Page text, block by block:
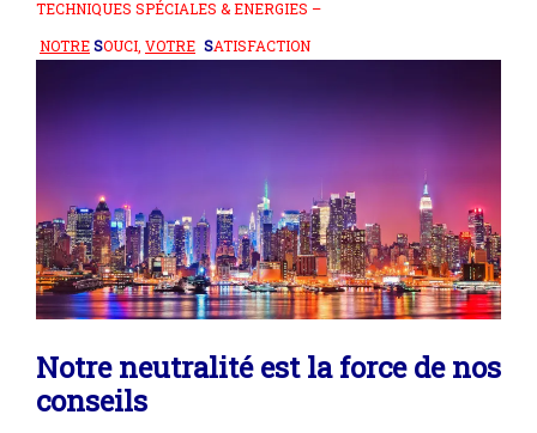
TECHNIQUES SPÉCIALES & ENERGIES –
NOTRESOUCI, VOTRE SATISFACTION
Notre neutralité est la force de nos
conseils